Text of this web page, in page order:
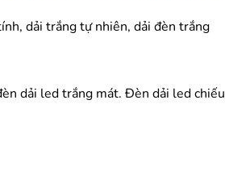
dải trắng tự nhiên, dải đèn trắng
dải led trắng mát. Đèn dải led chiếu